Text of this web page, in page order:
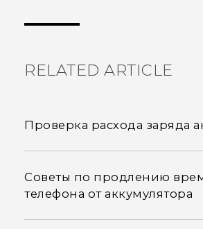
RELATED ARTICLE
Проверка расхода заряда
Советы по продлению
телефона от аккумулятора